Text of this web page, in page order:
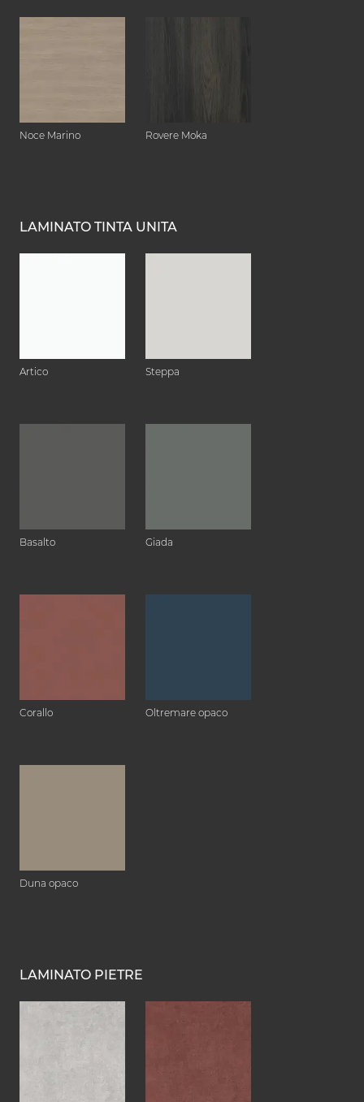
Noce Marino Rovere Moka
LAMINATO TINTA UNITA
Artico Steppa
Basalto Giada
Corallo Oltremare opaco
Duna opaco
LAMINATO PIETRE